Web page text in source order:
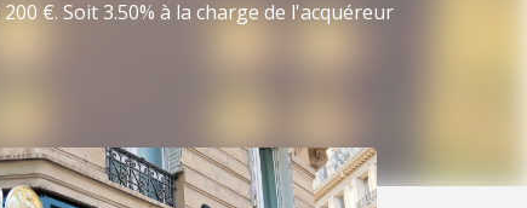
€. Soit 3.50% à la charge de l'acquéreur